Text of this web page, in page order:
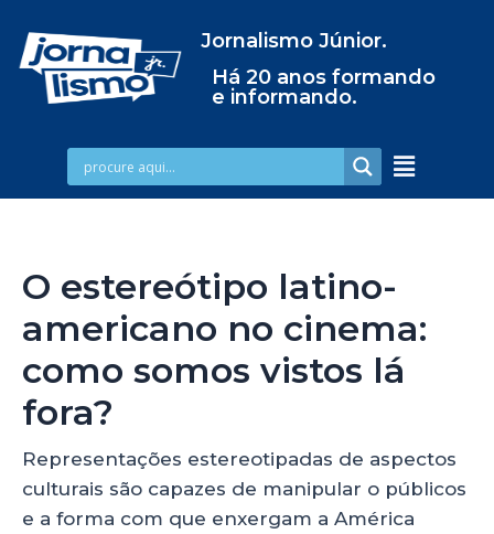
Jornalismo Júnior.
Há 20 anos formando
e informando.
O estereótipo latino-
americano no cinema:
como somos vistos lá
fora?
Representações estereotipadas de aspectos
culturais são capazes de manipular o públicos
e a forma com que enxergam a América